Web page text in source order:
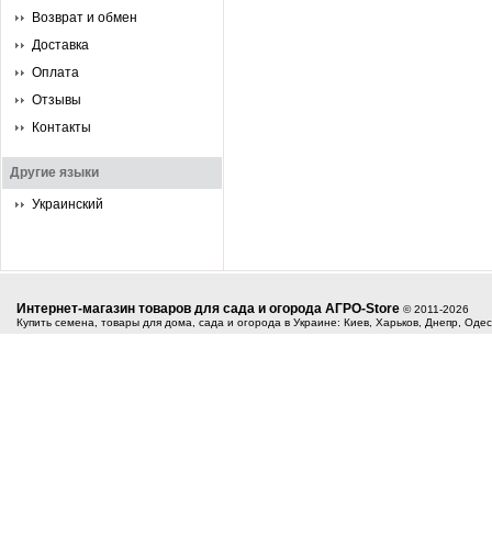
Возврат и обмен
Доставка
Оплата
Отзывы
Контакты
Другие языки
Украинский
Интернет-магазин товаров для сада и огорода АГРО-Store © 2011-2026
Купить семена, товары для дома, сада и огорода в Украине: Киев, Харьков, Днепр,